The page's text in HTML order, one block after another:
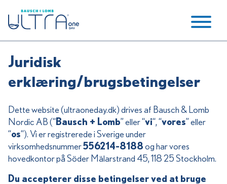
Juridisk
erklæring/brugsbetingelser
Dette website (ultraoneday.dk) drives af Bausch & Lomb
Nordic AB (“Bausch + Lomb” eller “vi“, “vores” eller
“os“). Vi er registrerede i Sverige under
virksomhedsnummer556214-8188og har vores
hovedkontor på Söder Mälarstrand 45, 118 25 Stockholm.
Du accepterer disse betingelser ved at bruge